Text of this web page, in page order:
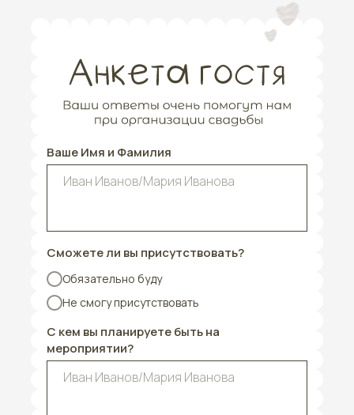
Ваше Имя и Фамилия
Сможете ли вы присутствовать?
Обязательно буду
Не смогу присутствовать
С кем вы планируете быть на
мероприятии?